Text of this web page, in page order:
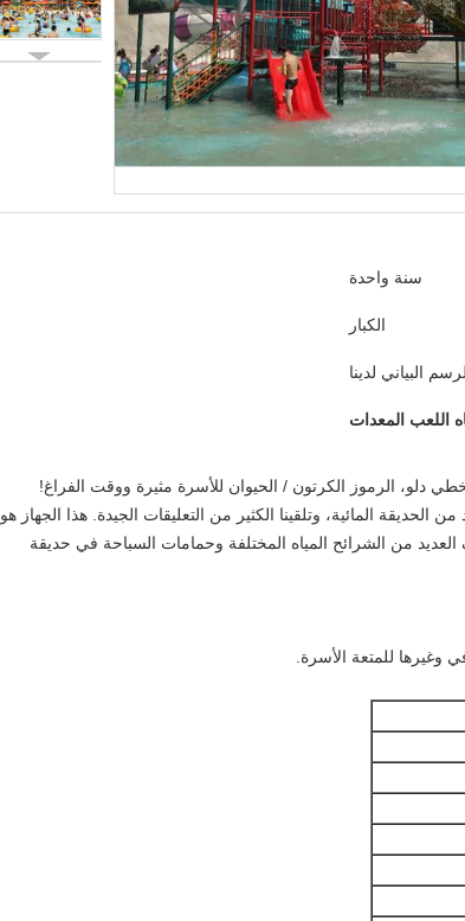
سنة واحدة
الكبار
البياني لدينا
اللعب المعدات
دلو، الرموز الكرتون / الحيوان للأسرة مثيرة ووقت الفراغ!
المائية، وتلقينا الكثير من التعليقات الجيدة. هذا الجهاز هو
من الشرائح المياه المختلفة وحمامات السباحة في حديقة